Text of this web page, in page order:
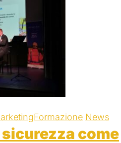
Formazione News
come